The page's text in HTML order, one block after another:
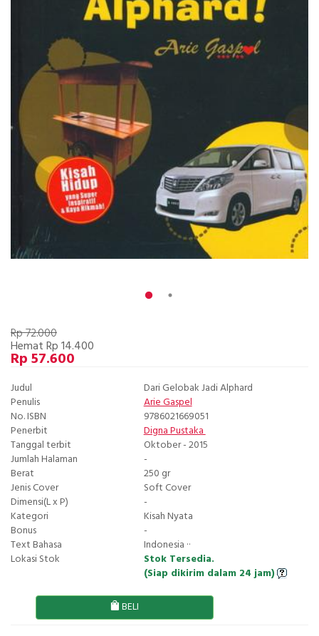
Rp 72.000
Hemat Rp 14.400
Rp 57.600
Judul
Dari Gelobak Jadi Alphard
Penulis
Arie Gaspel
No. ISBN
9786021669051
Penerbit
Digna Pustaka
Tanggal terbit
Oktober - 2015
Jumlah Halaman
-
Berat
250 gr
Jenis Cover
Soft Cover
Dimensi(L x P)
-
Kategori
Kisah Nyata
Bonus
-
Text Bahasa
Indonesia ··
Lokasi Stok
Stok Tersedia.
(Siap dikirim dalam 24 jam)
BELI